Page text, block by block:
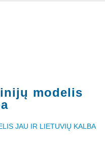
modelis
JAU IR LIETUVIŲ KALBA